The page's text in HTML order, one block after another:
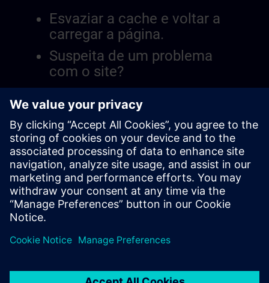
Esvaziar a cache e voltar a
carregar a página.
Suspeita de um problema
com o site?
Relatar a questão